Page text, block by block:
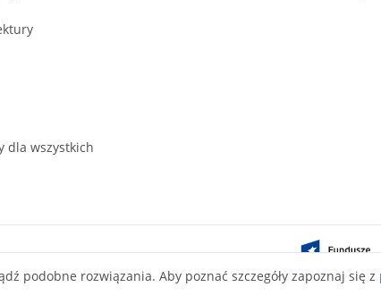
dla wszystkich
podobne rozwiązania. Aby poznać szczegóły zapoznaj się z